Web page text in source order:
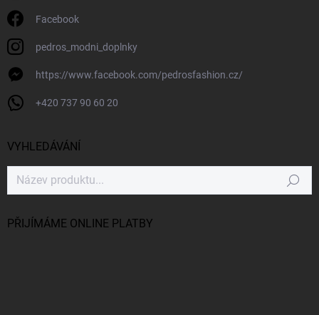
Facebook
pedros_modni_doplnky
https://www.facebook.com/pedrosfashion.cz/
+420 737 90 60 20
VYHLEDÁVÁNÍ
Hledat
PŘIJÍMÁME ONLINE PLATBY